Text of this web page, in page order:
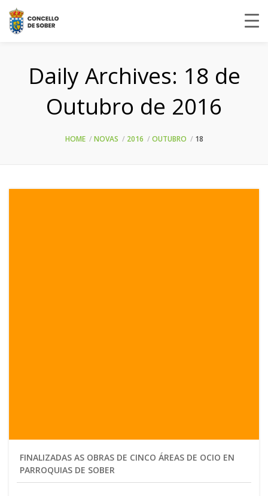
Daily Archives: 18 de
Outubro de 2016
HOME NOVAS 2016 OUTUBRO 18
FINALIZADAS AS OBRAS DE CINCO ÁREAS DE OCIO EN
PARROQUIAS DE SOBER